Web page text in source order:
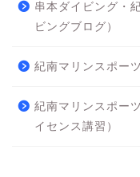
串本ダイビング・
ビングブログ）
紀南マリンスポー
紀南マリンスポー
イセンス講習）